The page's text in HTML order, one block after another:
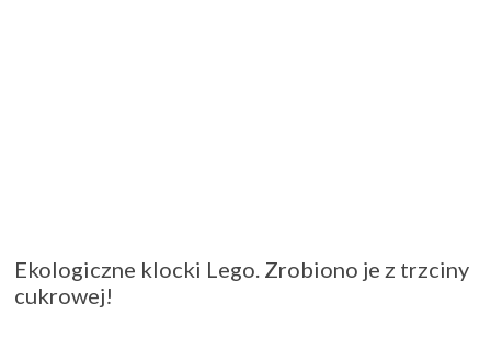
Ekologiczne klocki Lego. Zrobiono je z trzciny
cukrowej!